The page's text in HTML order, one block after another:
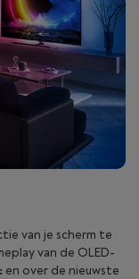
van je scherm te
van de OLED-
en over de nieuwste